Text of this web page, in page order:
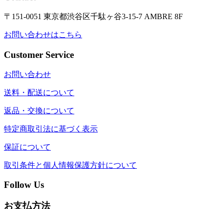
〒151-0051 東京都渋谷区千駄ヶ谷3-15-7 AMBRE 8F
お問い合わせはこちら
Customer Service
お問い合わせ
送料・配送について
返品・交換について
特定商取引法に基づく表示
保証について
取引条件と個人情報保護方針について
Follow Us
お支払方法